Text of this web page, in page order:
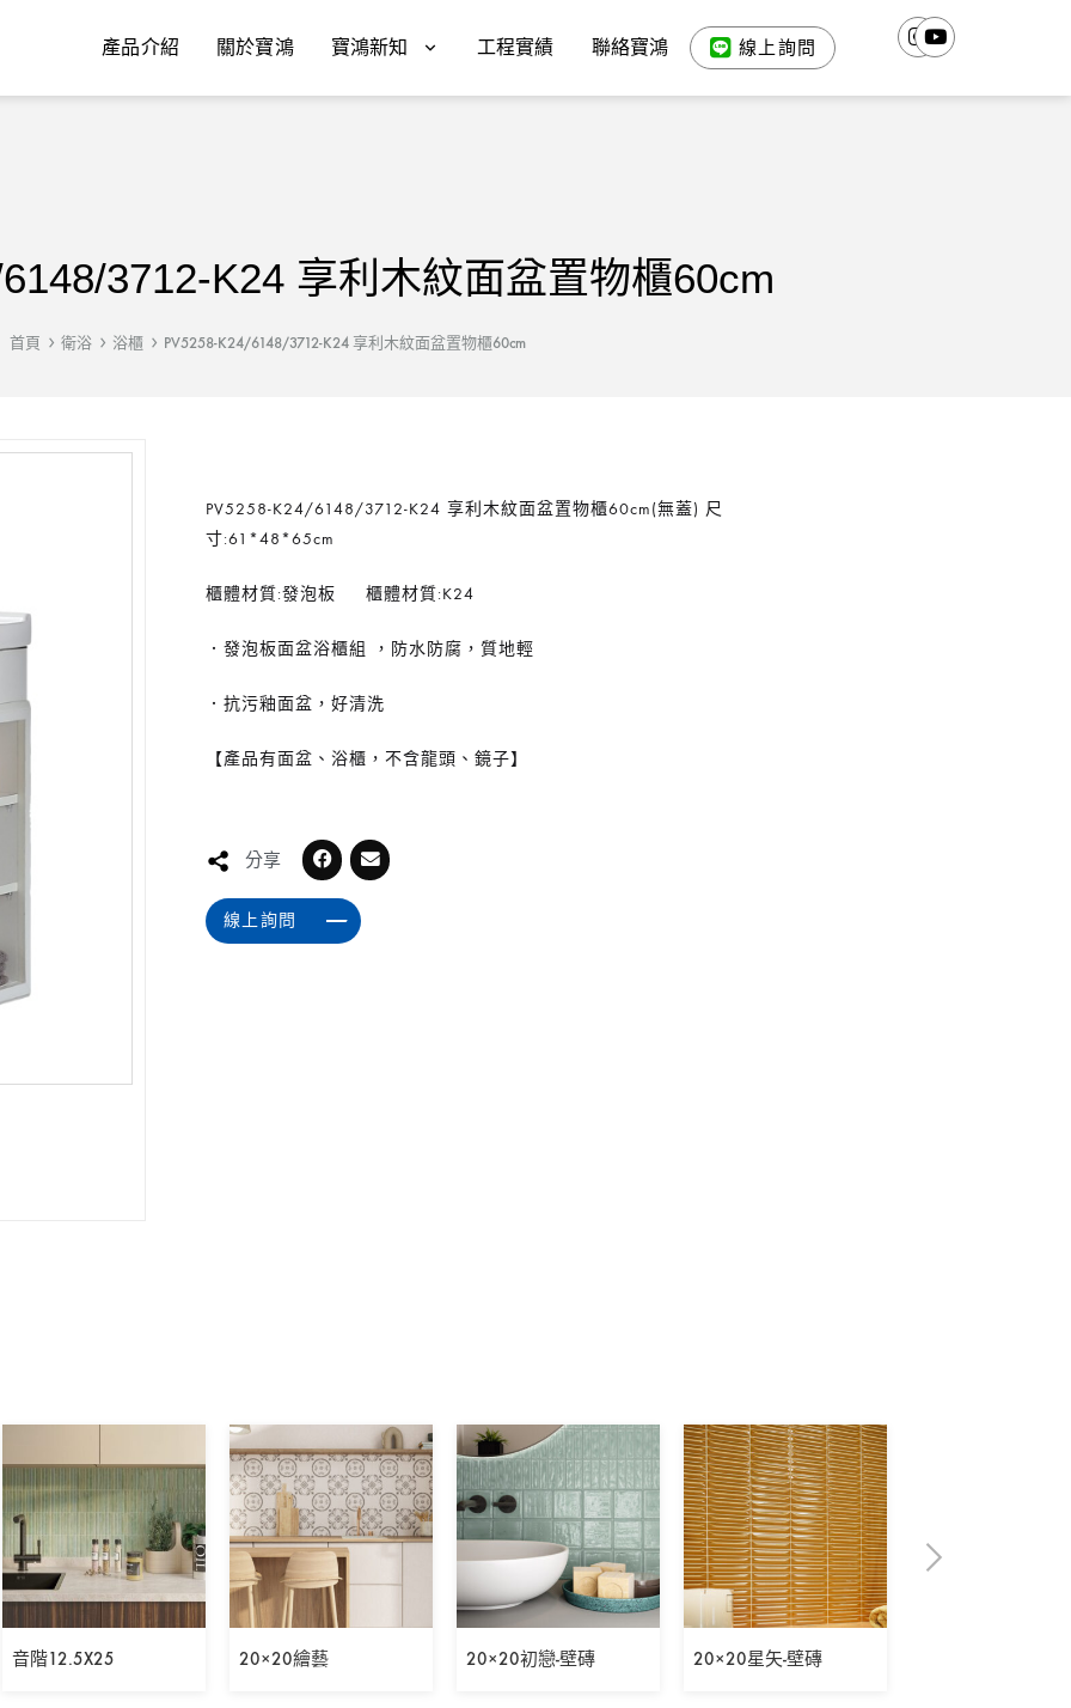
產品介紹 關於寶鴻 寶鴻新知 工程實績 聯絡寶鴻 線上詢問
3712-K24 享利木紋面盆置物櫃60cm
首頁 衛浴 浴櫃 PV5258-K24/6148/3712-K24 享利木紋面盆置物櫃60cm
PV5258-K24/6148/3712-K24 享利木紋面盆置物櫃60cm(無蓋) 尺
寸:61*48*65cm
櫃體材質:發泡板 櫃體材質:K24
．發泡板面盆浴櫃組 ，防水防腐，質地輕
．抗污釉面盆，好清洗
【產品有面盆、浴櫃，不含龍頭、鏡子】
分享
線上詢問
音階12.5X25 20×20繪藝 20×20初戀-壁磚 20×20星矢-壁磚